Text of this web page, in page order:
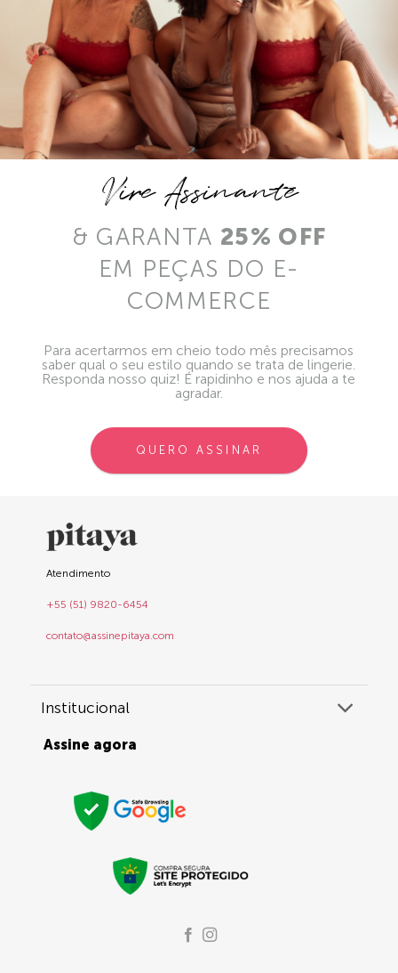
Vire Assinante
& GARANTA 25% OFF
EM PEÇAS DO E-
COMMERCE
Para acertarmos em cheio todo mês precisamos
saber qual o seu estilo quando se trata de lingerie.
Responda nosso quiz! É rapidinho e nos ajuda a te
agradar.
QUERO ASSINAR
Atendimento
+55 (51) 9820-6454
contato@assinepitaya.com
Institucional
Assine agora